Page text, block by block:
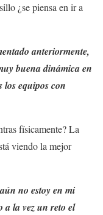
¿se piensa en ir a
anteriormente,
buena dinámica en
equipos con
físicamente? La
viendo la mejor
no estoy en mi
a la vez un reto el